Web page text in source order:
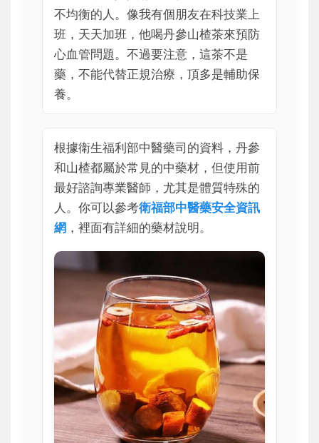
不均衡的人。像我有個朋友在科技業上
班，天天加班，他喝丹參山楂茶來預防
心血管問題。不過要注意，這茶不是
藥，不能代替正規治療，頂多是輔助保
養。
根據衛生福利部中醫藥司的資料，丹參
和山楂都屬於常見的中藥材，但使用前
最好諮詢專業醫師，尤其是體質特殊的
人。你可以參考衛福部中醫藥安全資訊
網 ，裡面有詳細的藥材說明。